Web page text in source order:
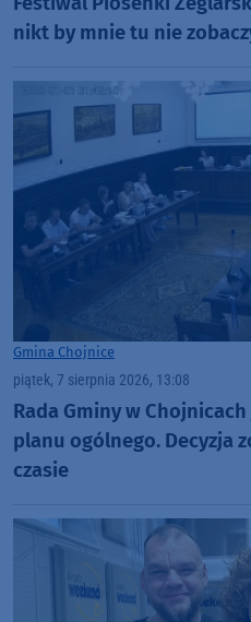
nikt by mnie tu nie
Gmina Chojnice
piątek, 7 sierpnia 2026, 13:08
Rada Gminy w
planu ogólnego. Decyzja
czasie